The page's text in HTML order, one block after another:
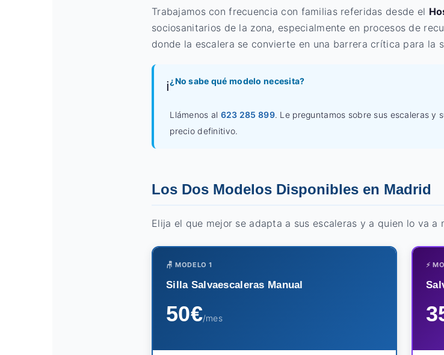
Trabajamos con frecuencia con familias referidas desde el
sociosanitarios de la zona, especialmente en procesos de
donde la escalera se convierte en una barrera crítica para la
ℹ️¿No sabe qué modelo necesita?
Llámenos al 623 285 899. Le preguntamos sobre sus escaleras y
precio definitivo.
Los Dos Modelos Disponibles en Madrid
Elija el que mejor se adapta a sus escaleras y a quien lo va a
🪑 MODELO 1
Silla Salvaescaleras Manual
50€/mes
⚡